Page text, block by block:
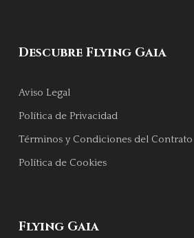
Descubre Flying Gaia
Aviso Legal
Política de Privacidad
Términos y Condiciones del Contrato
Política de Cookies
Flying Gaia